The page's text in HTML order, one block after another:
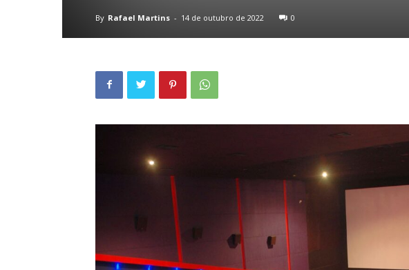
By Rafael Martins - 14 de outubro de 2022 0